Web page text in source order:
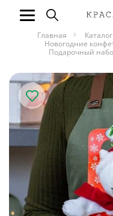
Главная Каталог
Новогодние
Подарочный